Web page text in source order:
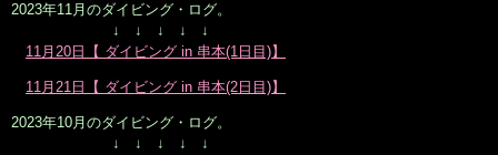
2023年11月のダイビング・ログ。
↓ ↓ ↓ ↓ ↓
11月20日【 ダイビング in 串本(1日目)】
11月21日【 ダイビング in 串本(2日目)】
2023年10月のダイビング・ログ。
↓ ↓ ↓ ↓ ↓